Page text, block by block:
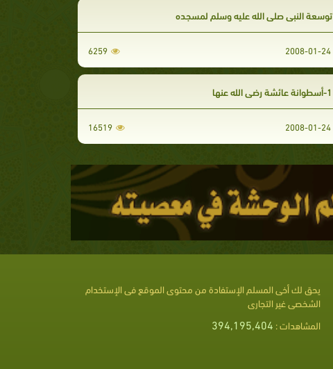
توسعة النبي صلى الله عليه وسلم لمسجده
2008-01-24
6259
1-أسطوانة عائشة رضي الله عنها
2008-01-24
16519
يحق لك أخى المسلم الإستفادة من محتوى الموقع فى الإستخدام
الشخصى غير التجارى
المشاهدات : 394,195,404